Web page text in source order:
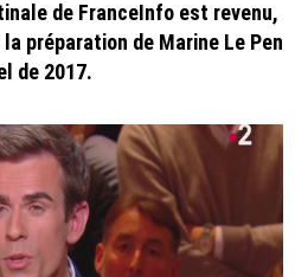
de FranceInfo est revenu,
préparation de Marine Le Pen
de 2017.